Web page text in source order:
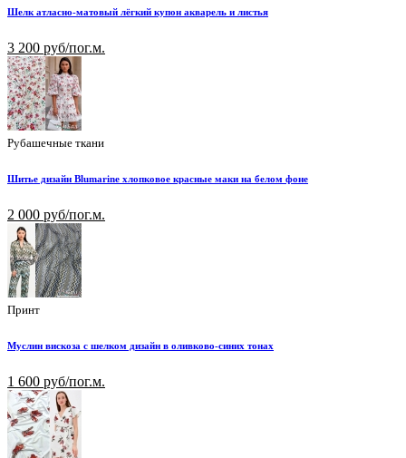
Шелк атласно-матовый лёгкий купон акварель и листья
3 200 руб/пог.м.
Рубашечные ткани
Шитье дизайн Blumarine хлопковое красные маки на белом фоне
2 000 руб/пог.м.
Принт
Муслин вискоза с шелком дизайн в оливково-синих тонах
1 600 руб/пог.м.